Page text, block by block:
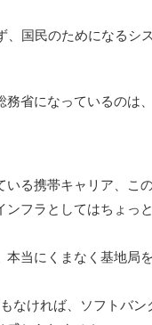
国民のためになるシ
省になっているのは
る携帯キャリア、こ
フラとしてはちょっ
当にくまなく基地局
なければ、ソフトバン